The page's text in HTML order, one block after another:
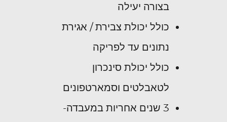
בצורה יעילה
כולל יכולת צבירת / אגירת
נתונים עד לפריקה
כולל יכולת סינכרון
לטאבלטים וסמארטפונים
3 שנים אחריות במעבדה-